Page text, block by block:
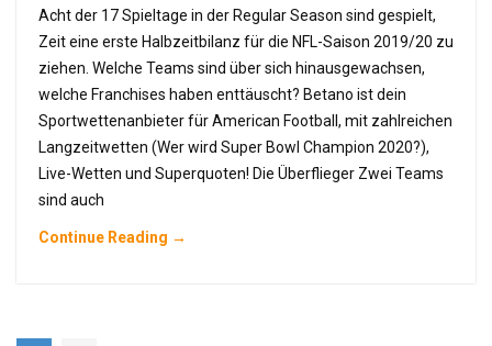
Acht der 17 Spieltage in der Regular Season sind gespielt,
Zeit eine erste Halbzeitbilanz für die NFL-Saison 2019/20 zu
ziehen. Welche Teams sind über sich hinausgewachsen,
welche Franchises haben enttäuscht? Betano ist dein
Sportwettenanbieter für American Football, mit zahlreichen
Langzeitwetten (Wer wird Super Bowl Champion 2020?),
Live-Wetten und Superquoten! Die Überflieger Zwei Teams
sind auch
Continue Reading →